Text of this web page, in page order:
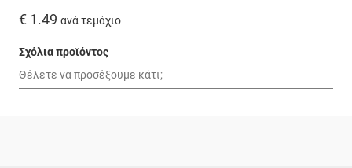
€ 1.49 ανά τεμάχιο
Σχόλια προϊόντος